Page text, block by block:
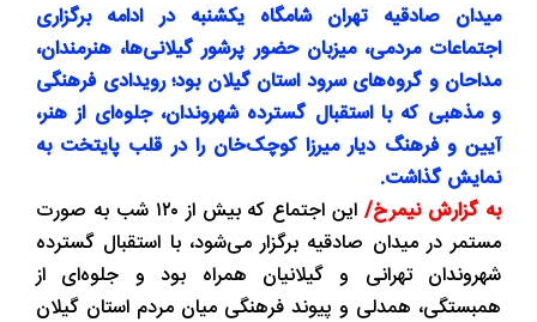
میدان صادقیه تهران شامگاه یکشنبه در ادامه برگزاری
اجتماعات مردمی، میزبان حضور پرشور گیلانی‌ها، هنرمندان،
مداحان و گروه‌های سرود استان گیلان بود؛ رویدادی فرهنگی
و مذهبی که با استقبال گسترده شهروندان، جلوه‌ای از هنر،
آیین و فرهنگ دیار میرزا کوچک‌خان را در قلب پایتخت به
نمایش گذاشت.
به گزارش نیمرخ/
این اجتماع که بیش از ۱۲۰ شب به‌ صورت
مستمر در میدان صادقیه برگزار می‌شود، با استقبال گسترده
شهروندان تهرانی و گیلانیان همراه بود و جلوه‌ای از
همبستگی، همدلی و پیوند فرهنگی میان مردم استان گیلان